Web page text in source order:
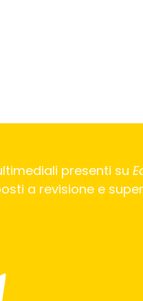
presenti su
a revisione e